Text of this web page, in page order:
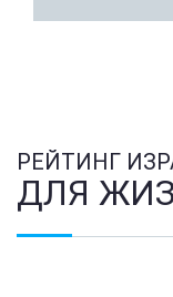
РЕЙТИНГ
ДЛЯ